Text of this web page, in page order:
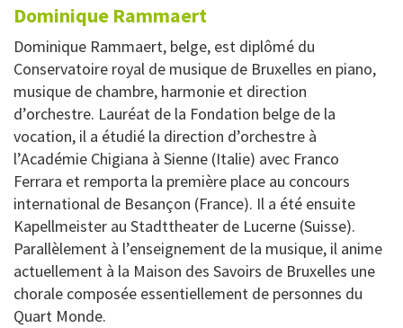
Dominique Rammaert
Dominique Rammaert, belge, est diplômé du
Conservatoire royal de musique de Bruxelles en piano,
musique de chambre, harmonie et direction
d’orchestre. Lauréat de la Fondation belge de la
vocation, il a étudié la direction d’orchestre à
l’Académie Chigiana à Sienne (Italie) avec Franco
Ferrara et remporta la première place au concours
international de Besançon (France). Il a été ensuite
Kapellmeister au Stadttheater de Lucerne (Suisse).
Parallèlement à l’enseignement de la musique, il anime
actuellement à la Maison des Savoirs de Bruxelles une
chorale composée essentiellement de personnes du
Quart Monde.